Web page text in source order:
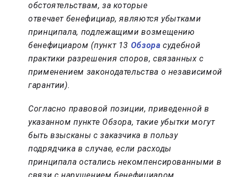
обстоятельствам, за которые
отвечает бенефициар, являются убытками
принципала, подлежащими возмещению
бенефициаром (пункт 13 Обзора судебной
практики разрешения споров, связанных с
применением законодательства о независимой
гарантии).
Согласно правовой позиции, приведенной в
указанном пункте Обзора, такие убытки могут
быть взысканы с заказчика в пользу
подрядчика в случае, если расходы
принципала остались некомпенсированными в